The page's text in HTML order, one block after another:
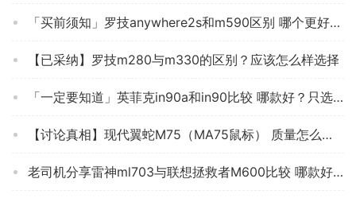
「买前须知」罗技anywhere2s和m590区别 哪个更好用？谁是性价比之王
【已采纳】罗技m280与m330的区别？应该怎么样选择
「一定要知道」英菲克in90a和in90比较 哪款好？只选对的不选贵的
【讨论真相】现代翼蛇M75（MA75鼠标） 质量怎么样？鼠标入手评测到底要不要买！
老司机分享雷神ml703与联想拯救者M600比较 哪款好？应该怎么样选择